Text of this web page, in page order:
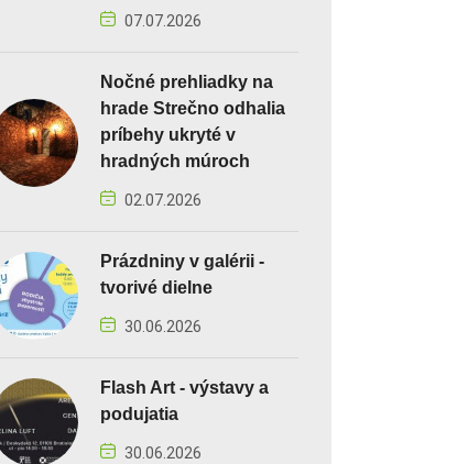
07.07.2026
Nočné prehliadky na
hrade Strečno odhalia
príbehy ukryté v
hradných múroch
02.07.2026
Prázdniny v galérii -
tvorivé dielne
30.06.2026
Flash Art - výstavy a
podujatia
30.06.2026